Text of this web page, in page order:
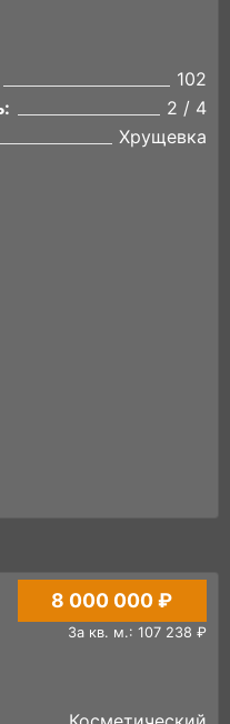
102
2 / 4
Хрущевка
8 000 000 ₽
За кв. м.: 107 238 ₽